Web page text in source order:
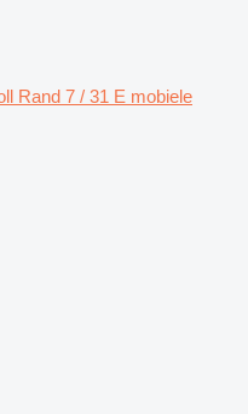
Rand 7 / 31 E mobiele